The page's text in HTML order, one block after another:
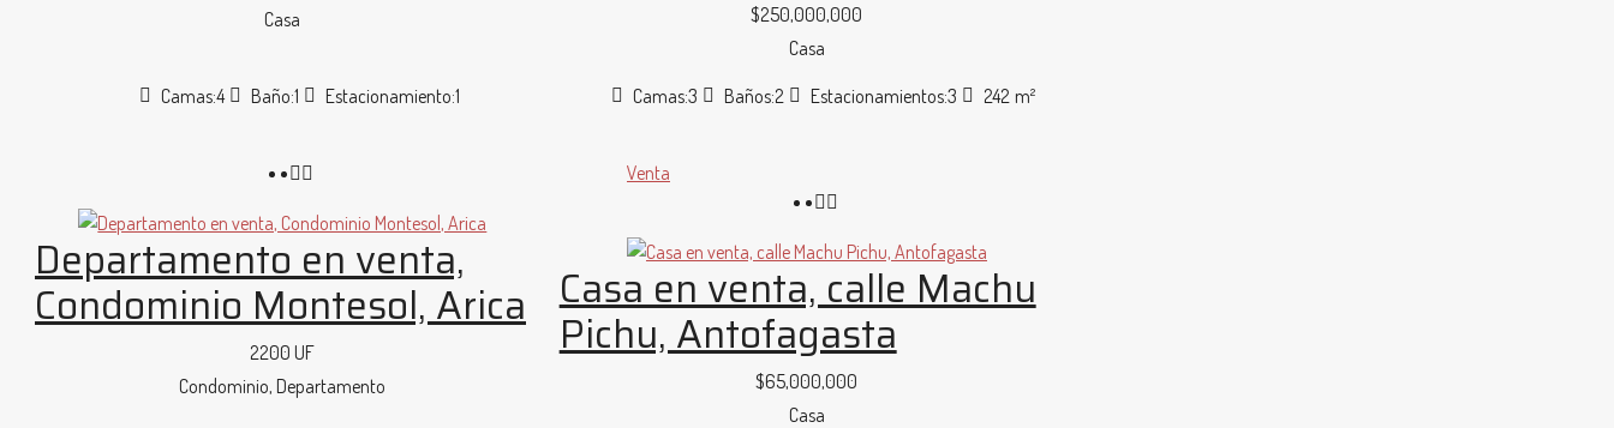
Casa
Camas:4 Baño:1 Estacionamiento:1
$250,000,000
Casa
Camas:3 Baños:2 Estacionamientos:3 242 m²
Departamento en venta,
Condominio Montesol, Arica
2200 UF
Condominio, Departamento
Venta
Casa en venta, calle Machu
Pichu, Antofagasta
$65,000,000
Casa